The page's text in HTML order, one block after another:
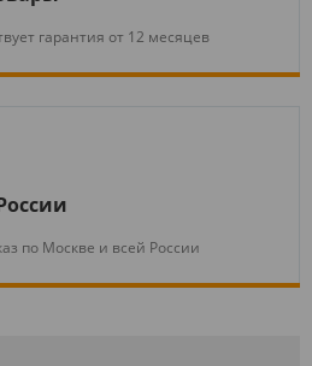
гарантия от 12 месяцев
по Москве и всей России